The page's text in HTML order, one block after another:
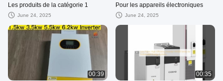
Les produits de la catégorie 1
June 24, 2025
Pour les appareils électroniques
June 24, 2025
00:39 00:35